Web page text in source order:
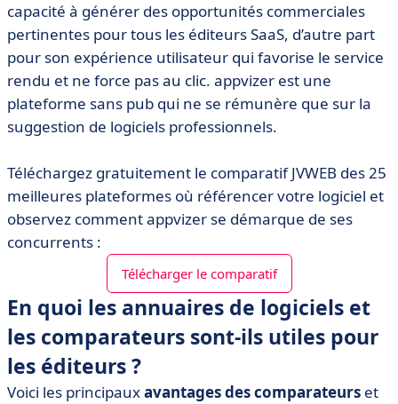
capacité à générer des opportunités commerciales
pertinentes pour tous les éditeurs SaaS, d’autre part
pour son expérience utilisateur qui favorise le service
rendu et ne force pas au clic. appvizer est une
plateforme sans pub qui ne se rémunère que sur la
suggestion de logiciels professionnels.
Téléchargez gratuitement le comparatif JVWEB des 25
meilleures plateformes où référencer votre logiciel et
observez comment appvizer se démarque de ses
concurrents :
Télécharger le comparatif
En quoi les annuaires de logiciels et
les comparateurs sont-ils utiles pour
les éditeurs ?
Voici les principauxavantages des comparateurs et